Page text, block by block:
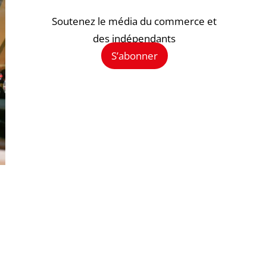
Soutenez le média du commerce et
des indépendants
S’abonner